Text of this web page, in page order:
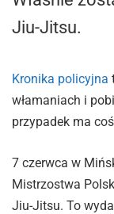
Jiu-Jitsu.
Kronika policyjna
włamaniach i
przypadek ma
7 czerwca w
Mistrzostwa
Jiu-Jitsu. To